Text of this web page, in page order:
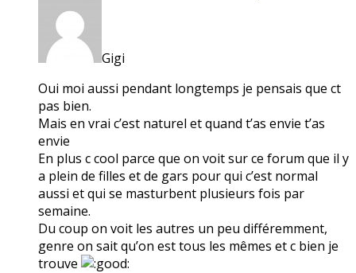
Gigi
Oui moi aussi pendant longtemps je pensais que ct
pas bien.
Mais en vrai c’est naturel et quand t’as envie t’as
envie
En plus c cool parce que on voit sur ce forum que il y
a plein de filles et de gars pour qui c’est normal
aussi et qui se masturbent plusieurs fois par
semaine.
Du coup on voit les autres un peu différemment,
genre on sait qu’on est tous les mêmes et c bien je
trouve